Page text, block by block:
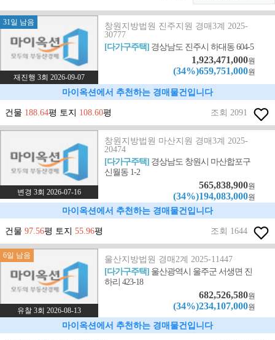
31일 남음
재진행 3회 2026-09-07
창원지방법원 진주지원 경매3계 2025-
30777
[다가구주택] 경상남도 진주시 하대동 604-5
1,923,471,000원
(34%)659,751,000원
마이옥션에서 추천하는 경매물건입니다
건물 188.64평 토지 108.60평 조회 2091
변경 3회 2026-07-16
창원지방법원 마산지원 경매3계 2025-
20474
[다가구주택] 경상남도 창원시 마산합포구
신월동 1-2
565,838,900원
(34%)194,083,000원
마이옥션에서 추천하는 경매물건입니다
건물 97.56평 토지 55.96평 조회 1644
6일 남음
유찰 3회 2026-08-13
울산지방법원 경매2계 2025-11447
[다가구주택] 울산광역시 울주군 서생면 진
하리 423-18
682,526,580원
(34%)234,107,000원
마이옥션에서 추천하는 경매물건입니다